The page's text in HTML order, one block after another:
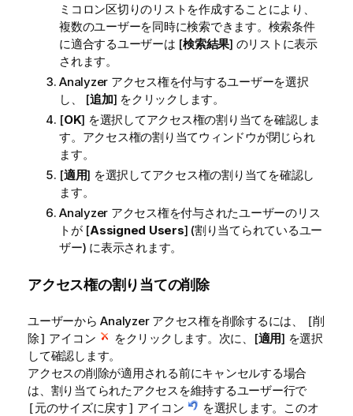
ミコロン区切りのリストを作成することにより、
複数のユーザーを同時に検索できます。検索条件
に適合するユーザーは [検索結果] のリストに表示
されます。
Analyzer アクセス権を付与するユーザーを選択
し、 [追加] をクリックします。
[OK] を選択してアクセス権の割り当てを確認しま
す。アクセス権の割り当てウィンドウが閉じられ
ます。
[適用] を選択してアクセス権の割り当てを確認し
ます。
Analyzer アクセス権を付与されたユーザーのリス
トが [Assigned Users] (割り当てられているユー
ザー) に表示されます。
アクセス権の割り当ての削除
ユーザーから Analyzer アクセス権を削除するには、
[削
除] アイコン をクリックします。次に、[適用] を選択
して確認します。
アクセスの削除が適用される前にキャンセルする場合
は、割り当てられたアクセスを維持するユーザー行で
[元のサイズに戻す] アイコン
を選択します。このオ